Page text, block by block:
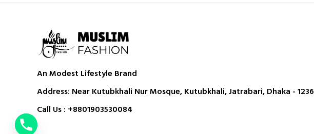
An Modest Lifestyle Brand
Address: Near Kutubkhali Nur Mosque, Kutubkhali, Jatrabari, Dhaka - 1236
Call Us : +8801903530084